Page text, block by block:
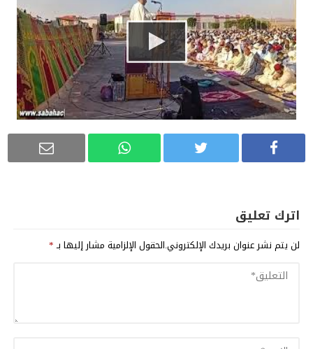
اترك تعليق
لن يتم نشر عنوان بريدك الإلكتروني.الحقول الإلزامية مشار إليها بـ*